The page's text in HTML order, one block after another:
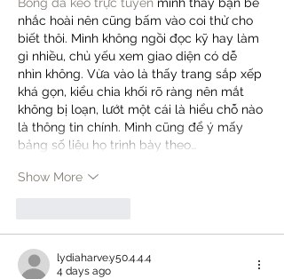
Bóng đá kèo trực tuyến mình thấy bạn bè
nhắc hoài nên cũng bấm vào coi thử cho
biết thôi. Mình không ngồi đọc kỹ hay làm
gì nhiều, chủ yếu xem giao diện có dễ
nhìn không. Vừa vào là thấy trang sắp xếp
khá gọn, kiểu chia khối rõ ràng nên mắt
không bị loạn, lướt một cái là hiểu chỗ nào
là thông tin chính. Mình cũng để ý mấy
bảng số liệu họ trình bày theo…
Show More
lydiaharve.y50.4.4.4
4 days ago